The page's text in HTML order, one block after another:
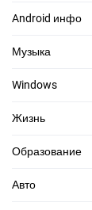
Android инфо
Музыка
Windows
Жизнь
Образование
Авто